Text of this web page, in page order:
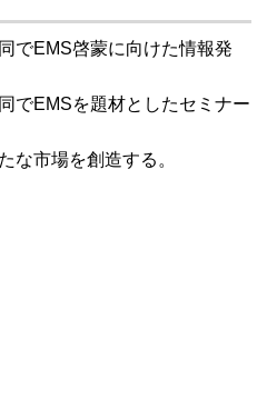
でEMS啓蒙に向けた情報発
でEMSを題材としたセミナー
市場を創造する。